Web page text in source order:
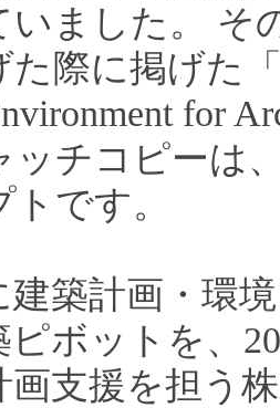
いました。 そ
た際に掲げた
for
ッチコピーは
です。
建築計画・環
ピボットを、
画支援を担う